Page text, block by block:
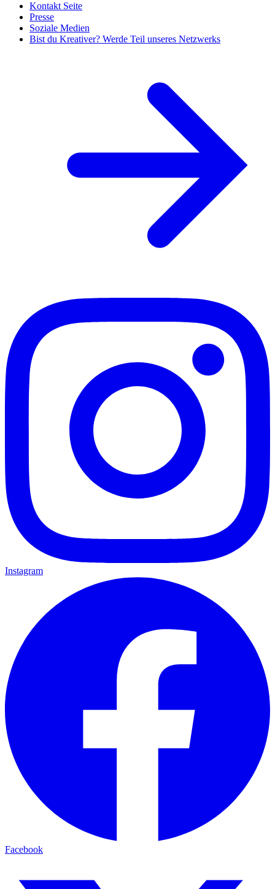
Kontakt Seite
Presse
Soziale Medien
Bist du Kreativer? Werde Teil unseres Netzwerks
Instagram
Facebook